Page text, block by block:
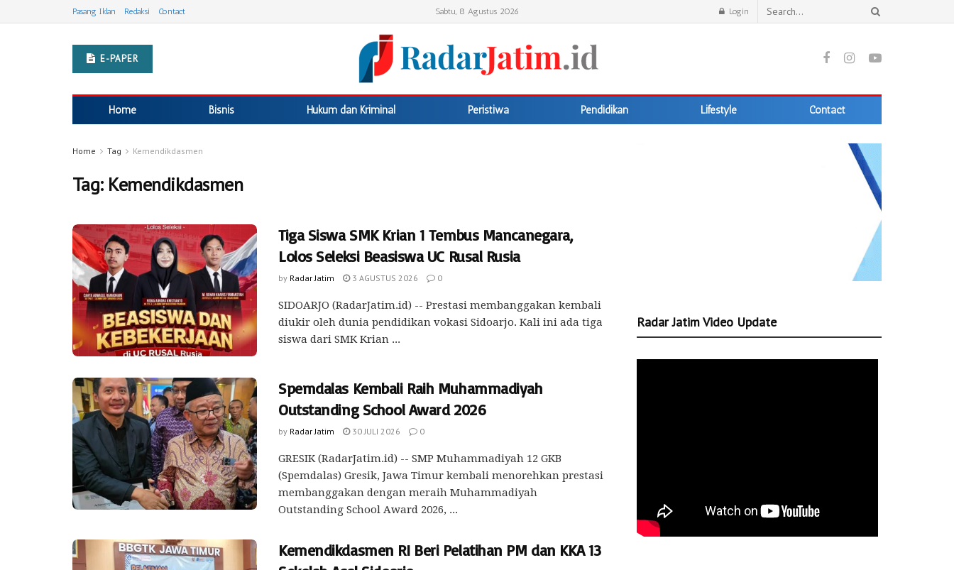
Pasang Iklan Redaksi Contact Sabtu, 8 Agustus 2026 Login
E-PAPER
Home Bisnis Hukum dan Kriminal Peristiwa Pendidikan Lifestyle Contact
Home Tag Kemendikdasmen
Tag: Kemendikdasmen
Tiga Siswa SMK Krian 1 Tembus Mancanegara,
Lolos Seleksi Beasiswa UC Rusal Rusia
by Radar Jatim 3 AGUSTUS 2026 0
SIDOARJO (RadarJatim.id) -- Prestasi membanggakan kembali
diukir oleh dunia pendidikan vokasi Sidoarjo. Kali ini ada tiga
siswa dari SMK Krian ...
Spemdalas Kembali Raih Muhammadiyah
Outstanding School Award 2026
by Radar Jatim 30 JULI 2026 0
GRESIK (RadarJatim.id) -- SMP Muhammadiyah 12 GKB
(Spemdalas) Gresik, Jawa Timur kembali menorehkan prestasi
membanggakan dengan meraih Muhammadiyah
Outstanding School Award 2026, ...
Kemendikdasmen RI Beri Pelatihan PM dan KKA 13
Radar Jatim Video Update